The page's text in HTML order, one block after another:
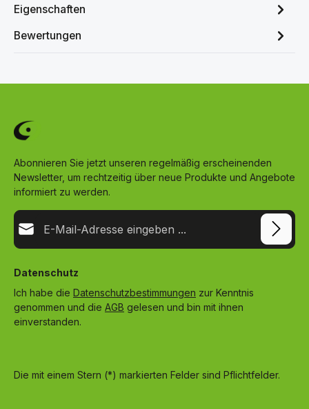
Eigenschaften
Bewertungen
Abonnieren Sie jetzt unseren regelmäßig erscheinenden
Newsletter, um rechtzeitig über neue Produkte und Angebote
informiert zu werden.
E-Mail-Adresse*
Datenschutz
Ich habe die Datenschutzbestimmungen zur Kenntnis
genommen und die AGB gelesen und bin mit ihnen
einverstanden.
Die mit einem Stern (*) markierten Felder sind Pflichtfelder.